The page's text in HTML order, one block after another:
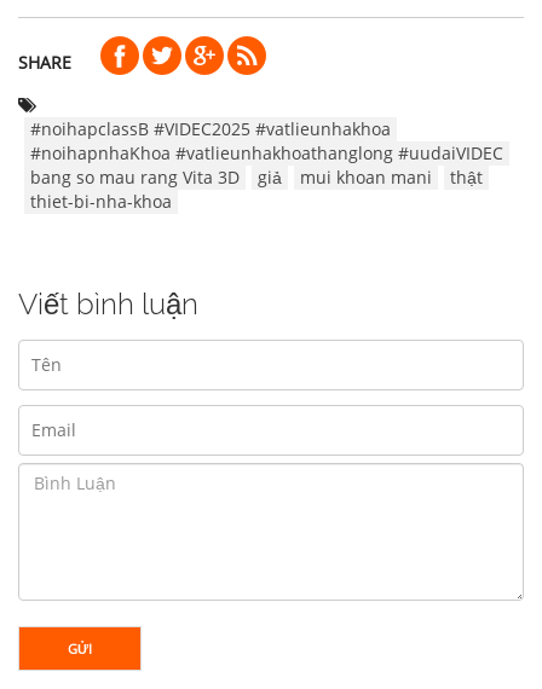
SHARE
#noihapclassB #VIDEC2025 #vatlieunhakhoa
#noihapnhaKhoa #vatlieunhakhoathanglong #uudaiVIDEC
bang so mau rang Vita 3D
giả mui khoan mani
thật
thiet-bi-nha-khoa
Viết bình luận
GỬI